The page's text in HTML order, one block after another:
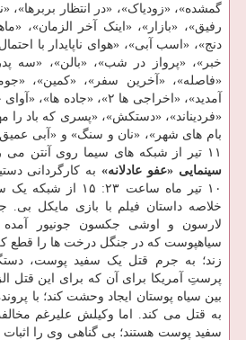
گمشده»، «زودیاک»، «در انتظار بربرها»،
رفیق»، «بازار»، «اینک آخر الزمان»،
دنج»، «اسب آبی»، «هوای ناپایدار با
خبر»، «پرواز در شب»، «بالن»، «سه
«فاصله»، «آخرین سفر»، «کمین»،
آمدید»، «اخراجی ها ۲»،
۱۱ تیر از شبکه های سیما روی آنتن می رود.
سینمایی «عفو عادلانه» به کارگردانی
۱۰ تیر ماه ساعت ۲۳:
خلاصه داستان فیلم با بازی مایکل
لارسون و اوشی جکسون جونیور
سیاهپوست که در جنگل درخت ها را قطع
زند؛ به جرم قتل یک سفید پوست،
پرستِ آمریکا برای آن که برای این قتل
بین سیاه پوستان ایجاد وحشت کند؛ با
به قتل می کند. اما وکیلش علیرغم
سفید پوست هستند؛ بی گناهی وی را اثبات